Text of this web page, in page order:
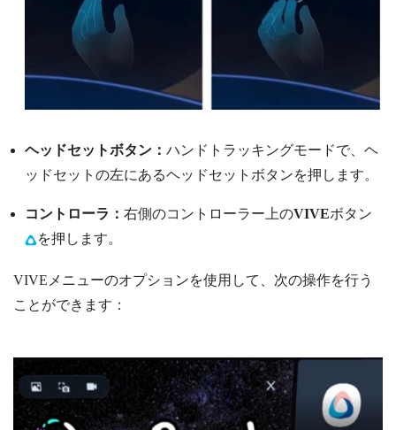
ヘッドセットボタン： ハンドトラッキングモードで、ヘ
ッドセットの左にあるヘッドセット ボタンを押します。
コントローラ： 右側のコントローラー上のVIVEボタン
を押します。
VIVEメニューのオプションを使用して、次の操作を行う
ことができます：